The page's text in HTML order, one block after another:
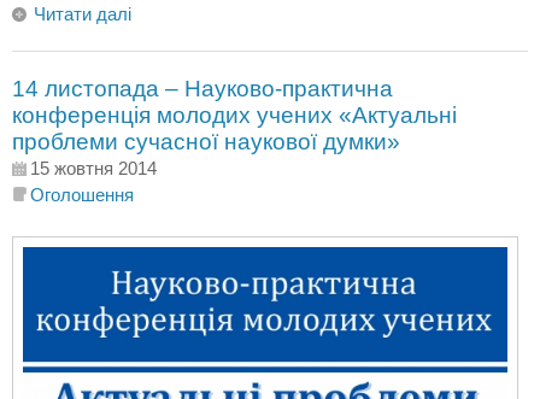
Читати далі
14 листопада – Науково-практична
конференція молодих учених «Актуальні
проблеми сучасної наукової думки»
15 жовтня 2014
Оголошення